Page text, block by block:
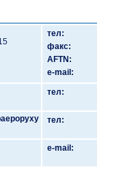
тел:
факс:
AFTN:
e-mail:
тел:
тел:
e-mail: